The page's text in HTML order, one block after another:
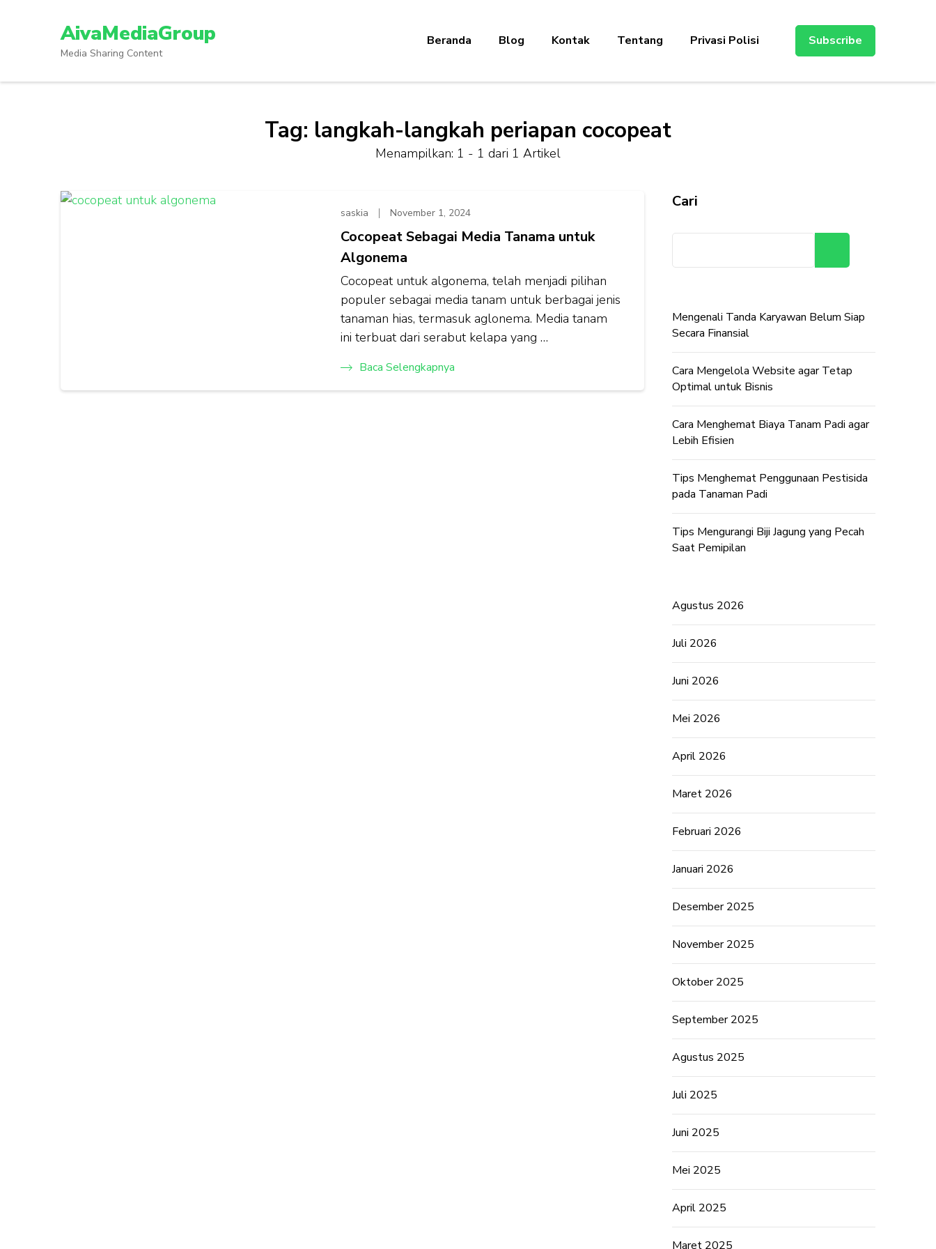
Enter)
AivaMediaGroup
Media Sharing Content
Beranda Blog Kontak Tentang Privasi Polisi Subscribe
Tag: langkah-langkah periapan cocopeat
Menampilkan: 1 - 1 dari 1 Artikel
saskia November 1, 2024
Cocopeat Sebagai Media Tanama untuk
Algonema
Cocopeat untuk algonema, telah menjadi pilihan
populer sebagai media tanam untuk berbagai jenis
tanaman hias, termasuk aglonema. Media tanam
ini terbuat dari serabut kelapa yang …
Baca Selengkapnya
Cari
Mengenali Tanda Karyawan Belum Siap
Secara Finansial
Cara Mengelola Website agar Tetap
Optimal untuk Bisnis
Cara Menghemat Biaya Tanam Padi agar
Lebih Efisien
Tips Menghemat Penggunaan Pestisida
pada Tanaman Padi
Tips Mengurangi Biji Jagung yang Pecah
Saat Pemipilan
Agustus 2026
Juli 2026
Juni 2026
Mei 2026
April 2026
Maret 2026
Februari 2026
Januari 2026
Desember 2025
November 2025
Oktober 2025
September 2025
Agustus 2025
Juli 2025
Juni 2025
Mei 2025
April 2025
Maret 2025